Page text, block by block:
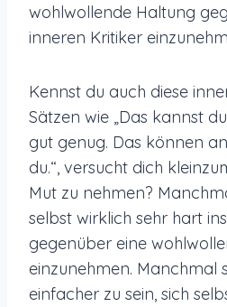
wohlwollende Haltung
inneren Kritiker
Kennst du auch diese
Sätzen wie „Das kannst
gut genug. Das können
du.“, versucht dich
Mut zu nehmen?
selbst wirklich sehr hart
gegenüber eine
einzunehmen. Manchmal
einfacher zu sein, sich